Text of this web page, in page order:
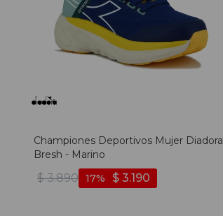
Championes Deportivos Mujer Diadora
Bresh - Marino
$ 3.890 $ 3.190
17